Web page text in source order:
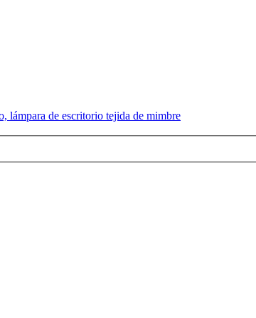
lámpara de escritorio tejida de mimbre